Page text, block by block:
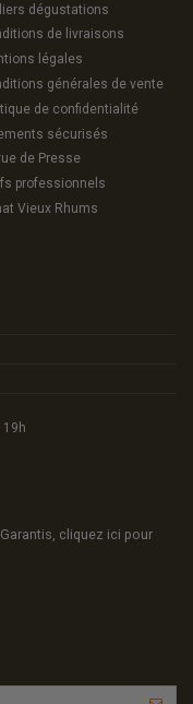
dégustations
de livraisons
légales
générales de vente
de confidentialité
sécurisés
de Presse
professionnels
Vieux Rhums
19h
cliquez ici pour